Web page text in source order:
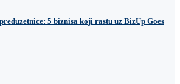
5 biznisa koji rastu uz BizUp Goes